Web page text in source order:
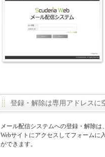
登録・解除は専用アドレスに
メール配信システムへの登録・解除
Webサイトにアクセスしてフォーム
ができます。